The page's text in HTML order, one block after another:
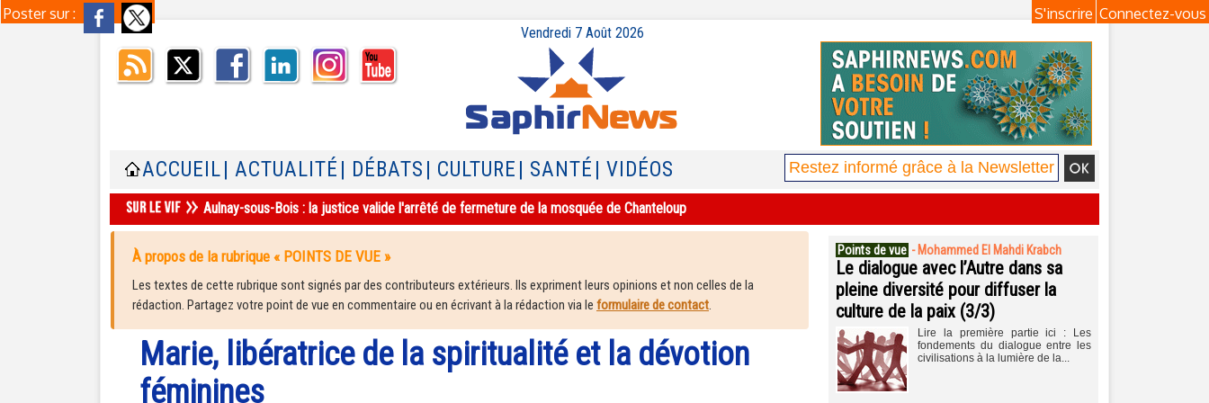
Poster sur : Connectez-vous
S'inscrire
Vendredi 7 Août 2026
ACCUEIL | ACTUALITÉ | DÉBATS | CULTURE | SANTÉ | VIDÉOS
Aulnay-sous-Bois : la justice valide l'arrêté de fermeture de la mosquée de Chanteloup
À propos de la rubrique « POINTS DE VUE »
Les textes de cette rubrique sont signés par des contributeurs extérieurs. Ils expriment leurs opinions et non celles de la
rédaction. Partagez votre point de vue en commentaire ou en écrivant à la rédaction via le formulaire de contact.
Marie, libératrice de la spiritualité et la dévotion
féminines
Points de vue - Mohammed El Mahdi Krabch
Le dialogue avec l’Autre dans sa
pleine diversité pour diffuser la
culture de la paix (3/3)
Lire la première partie ici : Les
fondements du dialogue entre les
civilisations à la lumière de la...